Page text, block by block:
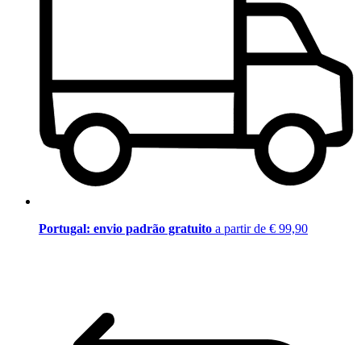
Portugal: envio padrão gratuito a partir de € 99,90